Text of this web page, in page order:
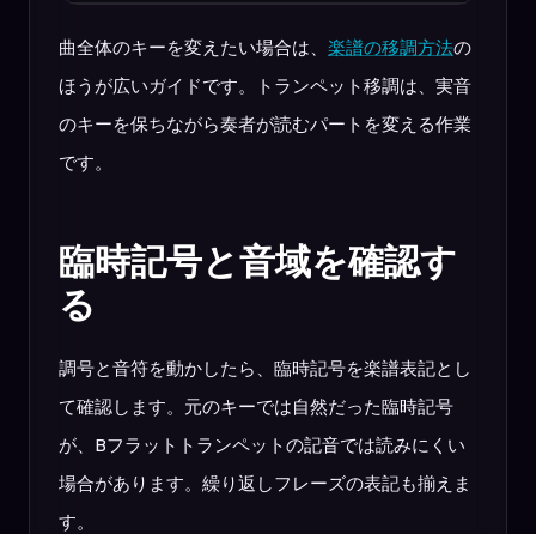
曲全体のキーを変えたい場合は、 楽譜の移調方法の
ほうが広いガイドです。トランペット移調は、実音
のキーを保ちながら奏者が読むパートを変える作業
です。
臨時記号と音域を確認す
る
調号と音符を動かしたら、臨時記号を楽譜表記とし
て確認します。元のキーでは自然だった臨時記号
が、Bフラットトランペットの記音では読みにくい
場合があります。繰り返しフレーズの表記も揃えま
す。